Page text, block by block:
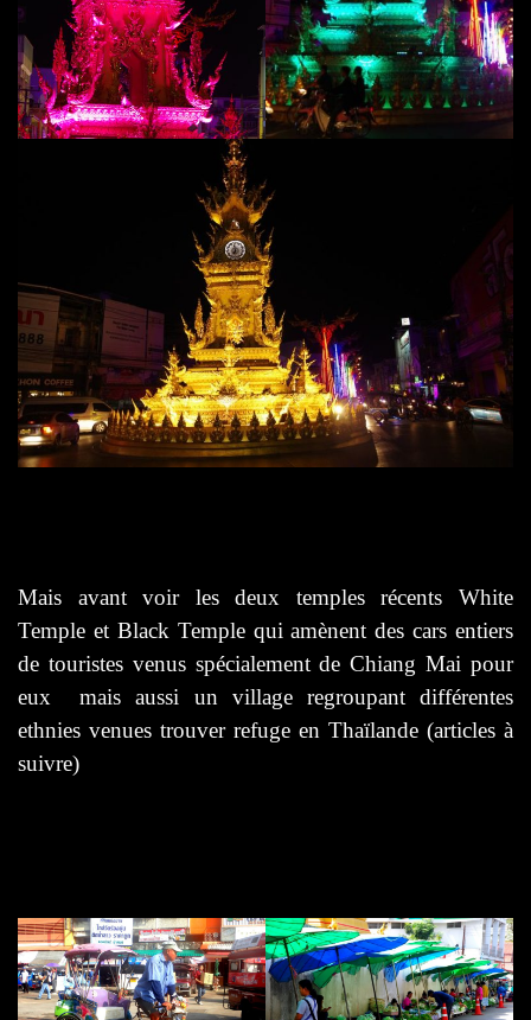
Mais avant voir les deux temples récents White
Temple et Black Temple qui amènent des cars entiers
de touristes venus spécialement de Chiang Mai pour
eux mais aussi un village regroupant différentes
ethnies venues trouver refuge en Thaïlande (articles à
suivre)